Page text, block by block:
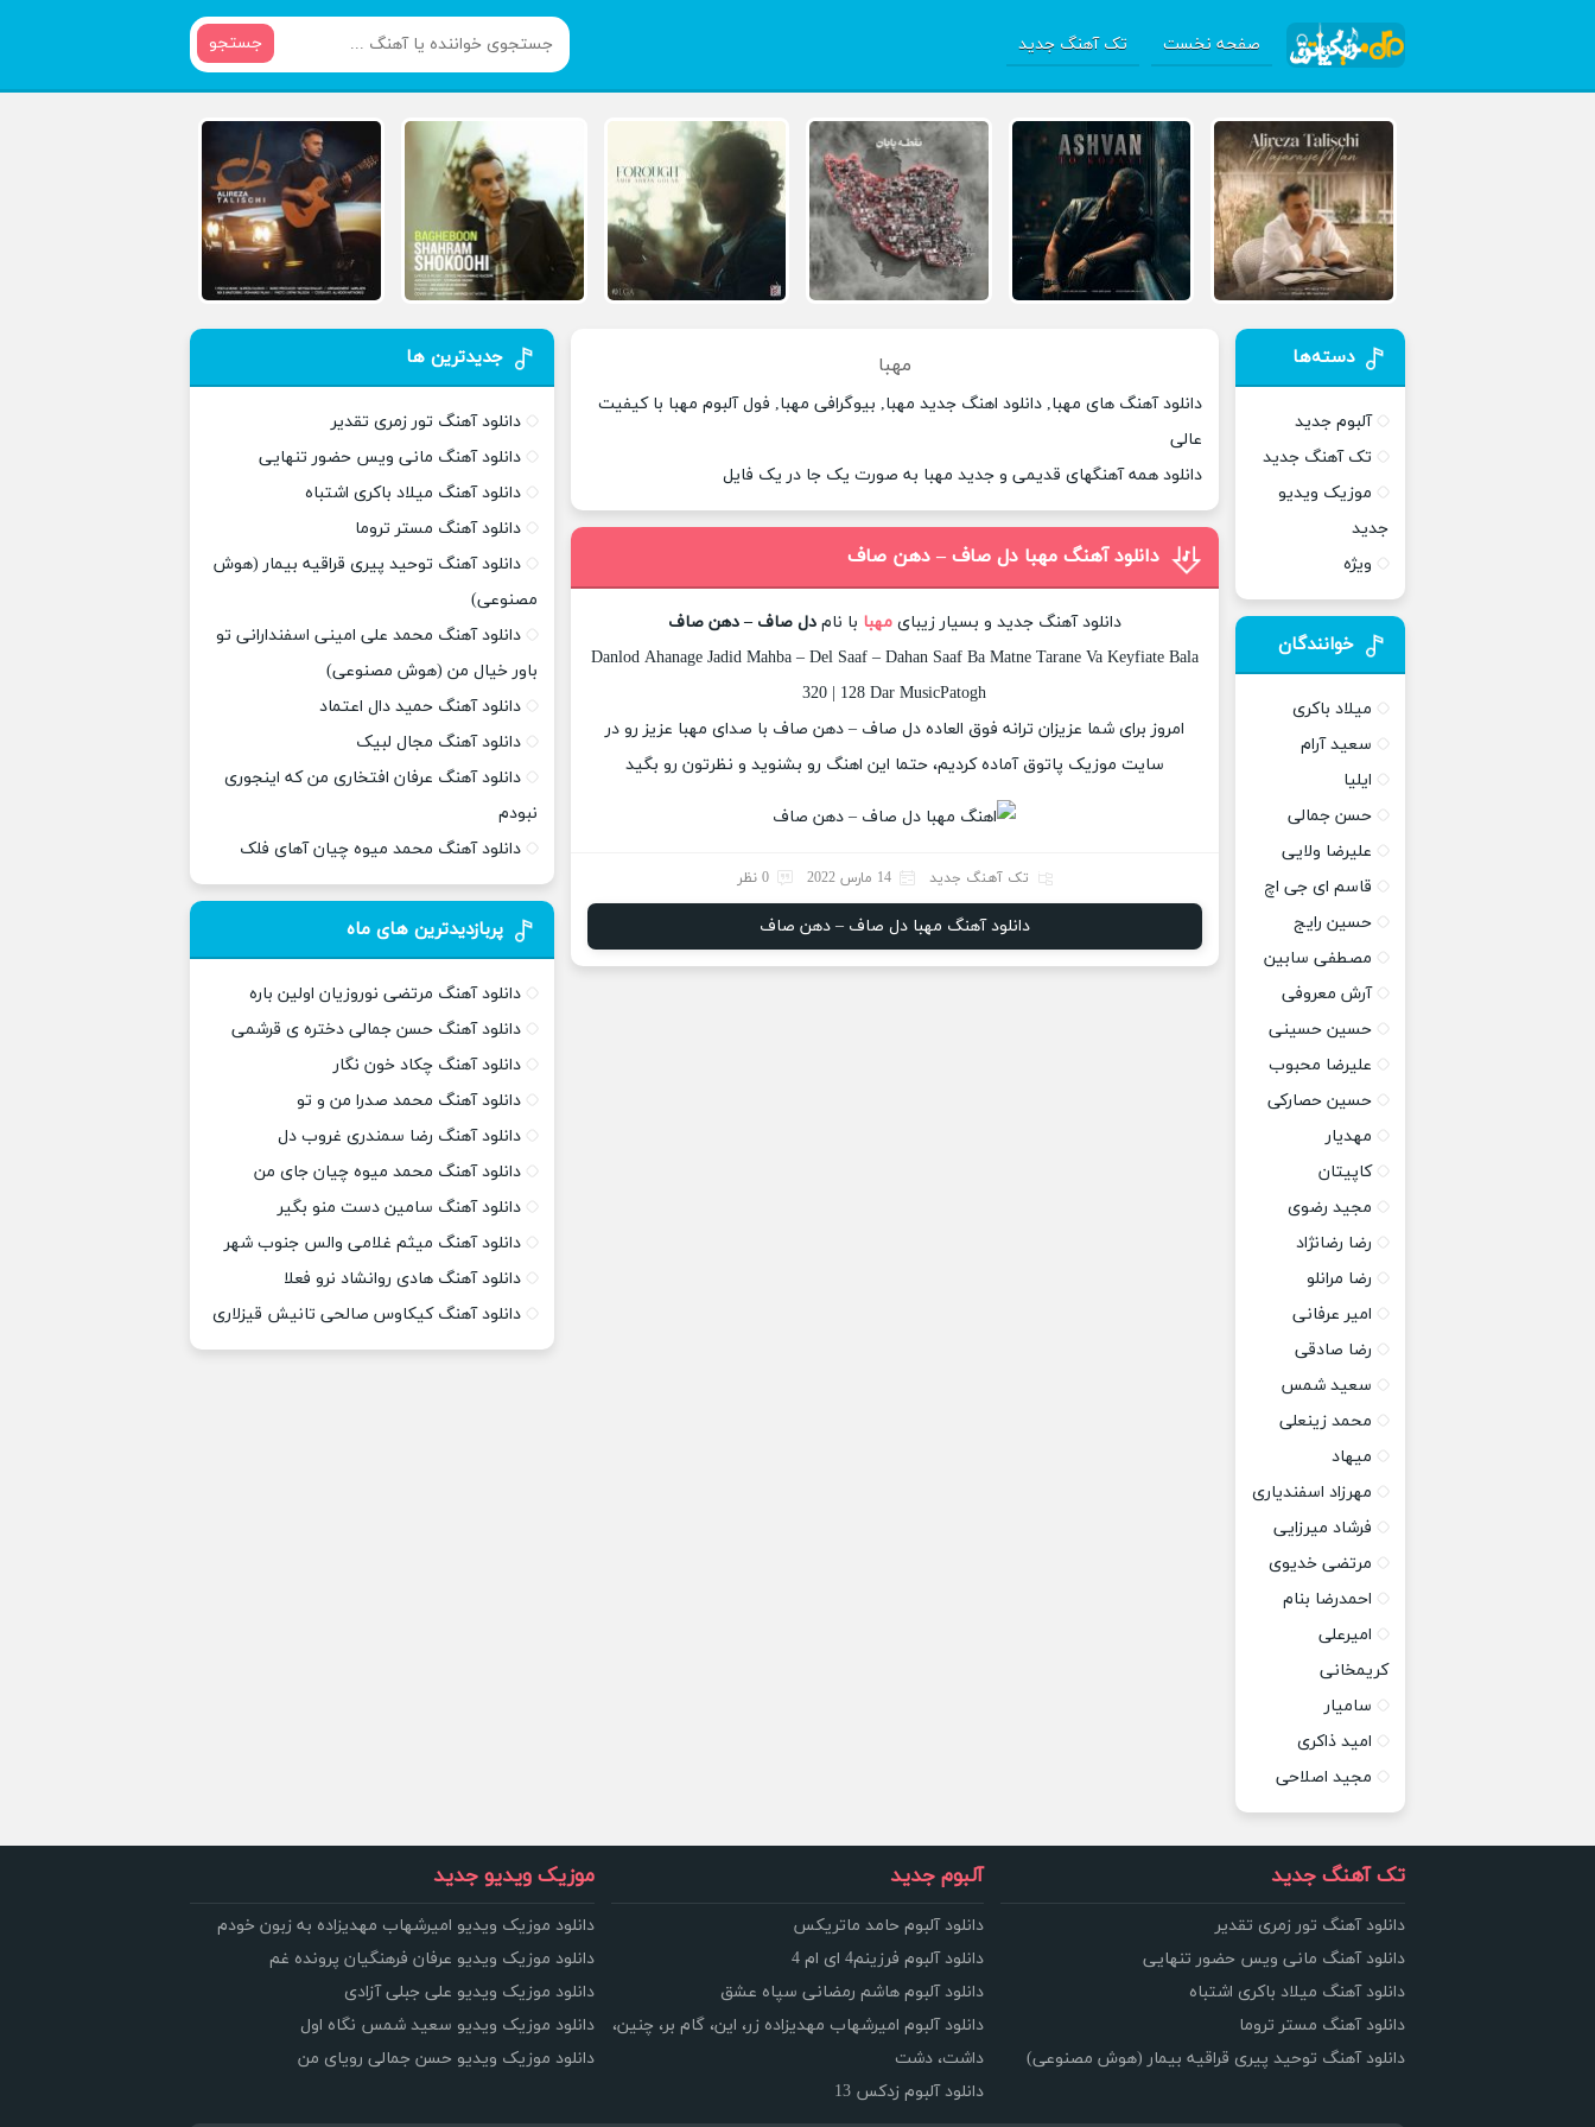
صفحه نخست تک آهنگ جدید جستجو
مهبا
دانلود آهنگ های مهبا, دانلود اهنگ جدید مهبا, بیوگرافی مهبا, فول آلبوم مهبا با کیفیت
عالی
دانلود همه آهنگهای قدیمی و جدید مهبا به صورت یک جا در یک فایل
دانلود آهنگ مهبا دل صاف – دهن صاف
دانلود آهنگ جدید و بسیار زیبایمهبا با نامدل صاف – دهن صاف
Danlod Ahanage Jadid Mahba – Del Saaf – Dahan Saaf Ba Matne Tarane Va Keyfiate Bala
320 | 128 Dar MusicPatogh
امروز برای شما عزیزان ترانه فوق العاده دل صاف – دهن صاف با صدای مهبا عزیز رو در
سایت موزیک پاتوق آماده کردیم، حتما این اهنگ رو بشنوید و نظرتون رو بگید
تک آهنگ جدید 14 مارس 2022 0 نظر
دانلود آهنگ مهبا دل صاف – دهن صاف
دسته‌ها
آلبوم جدید
تک آهنگ جدید
موزیک ویدیو
جدید
ویژه
خوانندگان
میلاد باکری
سعید آرام
ایلیا
حسن جمالی
علیرضا ولایی
قاسم ای جی اچ
حسین رایج
مصطفی سابین
آرش معروفی
حسین حسینی
علیرضا محبوب
حسین حصارکی
مهدیار
کاپیتان
مجید رضوی
رضا رضانژاد
رضا مرانلو
امیر عرفانی
رضا صادقی
سعید شمس
محمد زینعلی
میهاد
مهرزاد اسفندیاری
فرشاد میرزایی
مرتضی خدیوی
احمدرضا بنام
امیرعلی
کریمخانی
سامیار
امید ذاکری
مجید اصلاحی
جدیدترین ها
دانلود آهنگ تور زمری تقدیر
دانلود آهنگ مانی ویس حضور تنهایی
دانلود آهنگ میلاد باکری اشتباه
دانلود آهنگ مستر تروما
دانلود آهنگ توحید پیری قراقیه بیمار (هوش
مصنوعی)
دانلود آهنگ محمد علی امینی اسفندارانی تو
باور خیال من (هوش مصنوعی)
دانلود آهنگ حمید دال اعتماد
دانلود آهنگ مجال لبیک
دانلود آهنگ عرفان افتخاری من که اینجوری
نبودم
دانلود آهنگ محمد میوه چیان آهای فلک
پربازدیدترین های ماه
دانلود آهنگ مرتضی نوروزیان اولین باره
دانلود آهنگ حسن جمالی دختره ی قرشمی
دانلود آهنگ چکاد خون نگار
دانلود آهنگ محمد صدرا من و تو
دانلود آهنگ رضا سمندری غروب دل
دانلود آهنگ محمد میوه چیان جای من
دانلود آهنگ سامین دست منو بگیر
دانلود آهنگ میثم غلامی والس جنوب شهر
دانلود آهنگ هادی روانشاد نرو فعلا
دانلود آهنگ کیکاوس صالحی تانیش قیزلاری
تک آهنگ جدید
دانلود آهنگ تور زمری تقدیر
دانلود آهنگ مانی ویس حضور تنهایی
دانلود آهنگ میلاد باکری اشتباه
دانلود آهنگ مستر تروما
دانلود آهنگ توحید پیری قراقیه بیمار (هوش مصنوعی)
آلبوم جدید
دانلود آلبوم حامد ماتریکس
دانلود آلبوم فرزینم4 ای ام 4
دانلود آلبوم هاشم رمضانی سپاه عشق
دانلود آلبوم امیرشهاب مهدیزاده زر، این، گام بر، چنین،
داشت، دشت
دانلود آلبوم زدکس 13
موزیک ویدیو جدید
دانلود موزیک ویدیو امیرشهاب مهدیزاده به زبون خودم
دانلود موزیک ویدیو عرفان فرهنگیان پرونده غم
دانلود موزیک ویدیو علی جبلی آزادی
دانلود موزیک ویدیو سعید شمس نگاه اول
دانلود موزیک ویدیو حسن جمالی رویای من